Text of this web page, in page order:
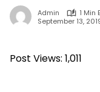
Admin
1 Min
September 13,
Post Views: 1,011